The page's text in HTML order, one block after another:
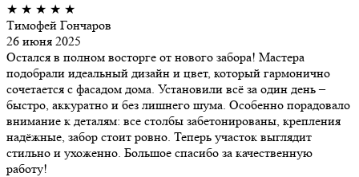
★ ★ ★ ★ ★
Тимофей Гончаров
26 июня 2025
Остался в полном восторге от нового забора! Мастера
подобрали идеальный дизайн и цвет, который гармонично
сочетается с фасадом дома. Установили всё за один день –
быстро, аккуратно и без лишнего шума. Особенно порадовало
внимание к деталям: все столбы забетонированы, крепления
надёжные, забор стоит ровно. Теперь участок выглядит
стильно и ухоженно. Большое спасибо за качественную
работу!